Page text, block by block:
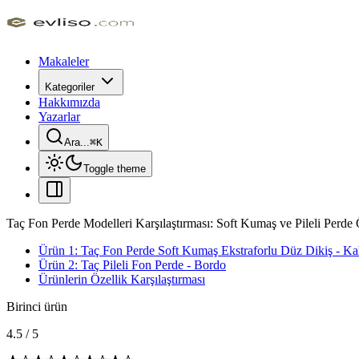
Makaleler
Kategoriler
Hakkımızda
Yazarlar
Ara...⌘K
Toggle theme
Taç Fon Perde Modelleri Karşılaştırması: Soft Kumaş ve Pileli
Ürün 1: Taç Fon Perde Soft Kumaş Ekstraforlu Düz Dikiş -
Ürün 2: Taç Pileli Fon Perde - Bordo
Ürünlerin Özellik Karşılaştırması
Birinci ürün
4.5 / 5